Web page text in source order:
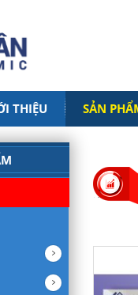
THIỆU SẢN